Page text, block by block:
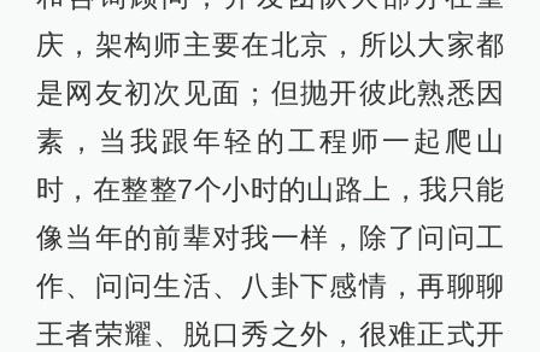
庆，架构师主要在北京，所以大家都
是网友初次见面；但抛开彼此熟悉因
素，当我跟年轻的工程师一起爬山
时，在整整7个小时的山路上，我只能
像当年的前辈对我一样，除了问问工
作、问问生活、八卦下感情，再聊聊
王者荣耀、脱口秀之外，很难正式开